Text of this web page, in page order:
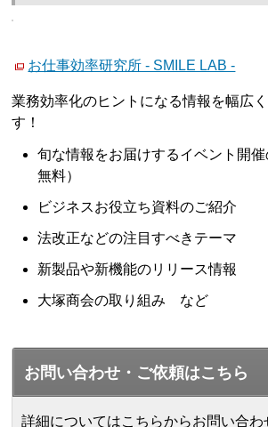
お仕事効率研究所 - SMILE LAB -
業務効率化のヒントになる情報を幅広
す！
旬な情報をお届けするイベント開
無料）
ビジネスお役立ち資料のご紹介
法改正などの注目すべきテーマ
新製品や新機能のリリース情報
大塚商会の取り組み など
お問い合わせ・ご依頼はこちら
詳細についてはこちらからお問い合わ